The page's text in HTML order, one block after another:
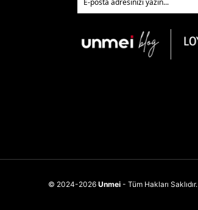
© 2024-2026 Unmei- Tüm Hakları Saklıdır.